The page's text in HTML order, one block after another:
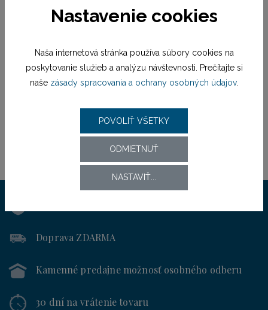
Doprava ZDARMA
Kamenné predajnemožnosť osobného odberu
30 dní na vrátenie tovaru
Nastavenie cookies
Naša internetová stránka používa súbory cookies na
poskytovanie služieb a analýzu návštevnosti. Prečítajte si
naše zásady spracovania a ochrany osobných údajov.
POVOLIŤ VŠETKY
ODMIETNUŤ
NASTAVIŤ...